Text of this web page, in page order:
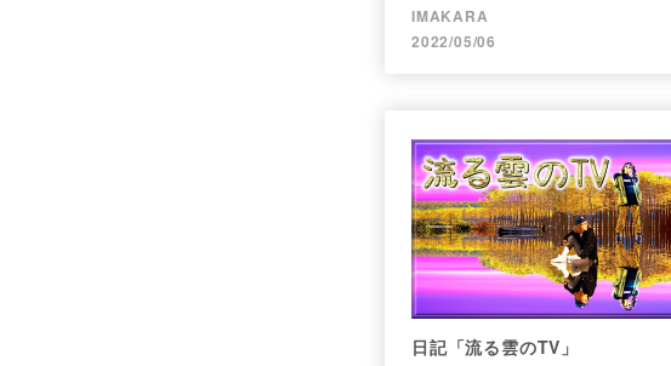
IMAKARA
2022/05/06
日記「流る雲のTV」